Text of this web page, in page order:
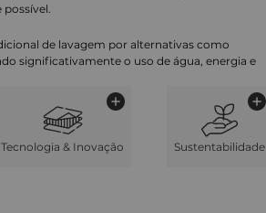
possível.
de lavagem por alternativas como
significativamente o uso de água, energia e
Tecnologia & Inovação Sustentabilidade